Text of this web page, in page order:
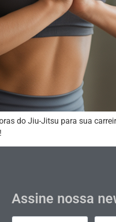
do Jiu-Jitsu para sua
Assine nossa